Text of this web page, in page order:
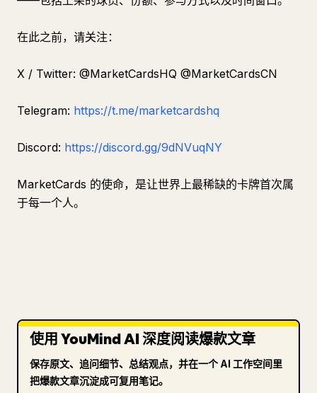
在此之前，请关注：
X / Twitter: @MarketCardsHQ @MarketCardsCN
Telegram: https://t.me/marketcardshq
Discord: https://discord.gg/9dNVuqNY
MarketCards 的使命，是让世界上最稀缺的卡牌首次属
于每一个人。
使用 YouMind AI 深度阅读爆款文章
保存原文、追问细节、总结观点，并在一个 AI 工作空间里
把爆款文章沉淀成可复用笔记。